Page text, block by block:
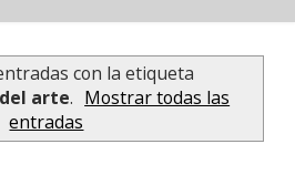
con la etiqueta
arte. Mostrar todas las
entradas